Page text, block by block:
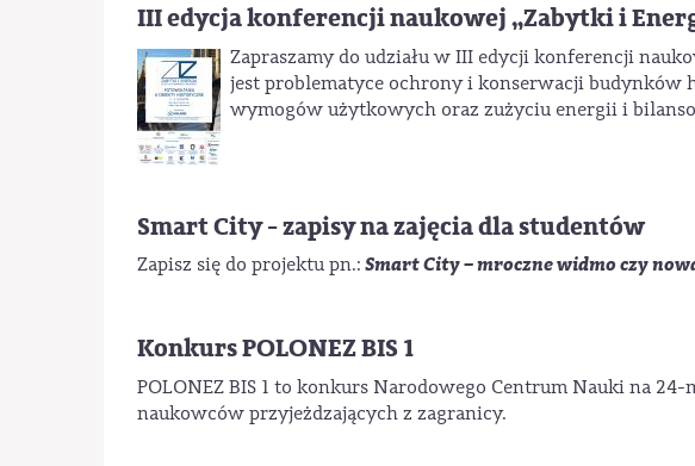
III edycja konferencji naukowej „Zabytki i
Zapraszamy do udziału w III edycji konferencji
jest problematyce ochrony i konserwacji
wymogów użytkowych oraz zużyciu energii i
Smart City - zapisy na zajęcia dla studentów
Zapisz się do projektu pn.:Smart City – mroczne widmo czy
Konkurs POLONEZ BIS 1
POLONEZ BIS 1 to konkurs Narodowego Centrum Nauki na
naukowców przyjeżdzających z zagranicy.